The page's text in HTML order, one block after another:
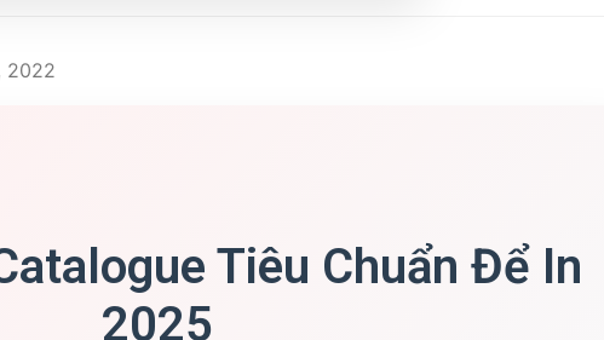
2022
Tiêu Chuẩn Để In
2025